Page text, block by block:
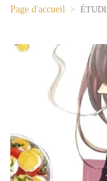
Page d'accueil >